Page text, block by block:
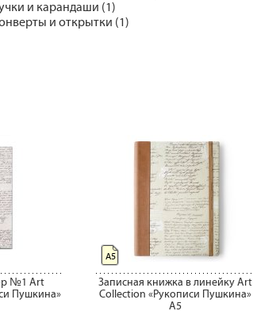
и карандаши (1)
и открытки (1)
№1 Art
Пушкина»
Записная книжка в линейку Art
Collection «Рукописи Пушкина»
А5
А5